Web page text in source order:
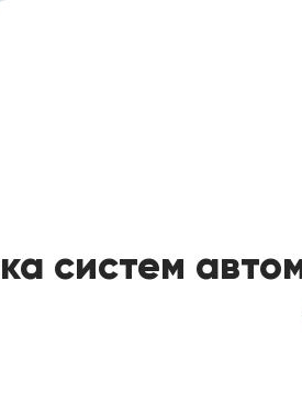
систем